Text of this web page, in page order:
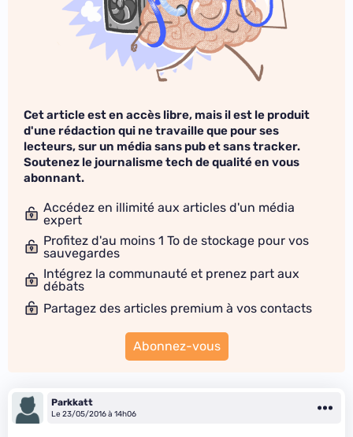
Cet article est en accès libre, mais il est le produit
d'une rédaction qui ne travaille que pour ses
lecteurs, sur un média sans pub et sans tracker.
Soutenez le journalisme tech de qualité en vous
abonnant.
Accédez en illimité aux articles d'un média
expert
Profitez d'au moins 1 To de stockage pour vos
sauvegardes
Intégrez la communauté et prenez part aux
débats
Partagez des articles premium à vos contacts
Abonnez-vous
Parkkatt
Le 23/05/2016 à 14h06